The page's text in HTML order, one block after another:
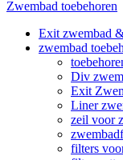
Zwembad toebehoren
Exit zwembad
zwembad
Div
Exit
Liner
zeil voor
filters